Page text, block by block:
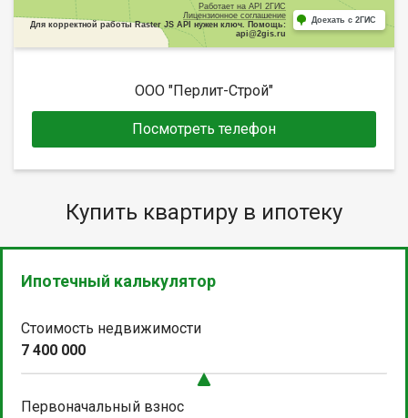
Работает на API 2ГИС
Лицензионное соглашение
Для корректной работы Raster JS API нужен ключ. Помощь:
api@2gis.ru
Доехать с 2ГИС
ООО "Перлит-Строй"
Посмотреть телефон
Купить квартиру в ипотеку
Ипотечный калькулятор
Стоимость недвижимости
7 400 000
Первоначальный взнос